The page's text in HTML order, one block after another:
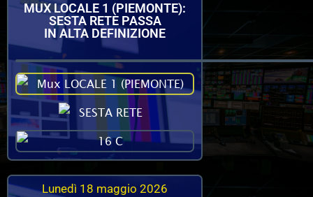
MUX LOCALE 1 (PIEMONTE):
SESTA RETE PASSA
IN ALTA DEFINIZIONE
Lunedì 18 maggio 2026